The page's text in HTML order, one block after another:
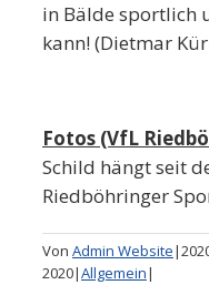
in Bälde sportlich
kann! (Dietmar
Fotos (VfL
Schild hängt seit
Riedböhringer
Von Admin Website|
2020|Allgemein|